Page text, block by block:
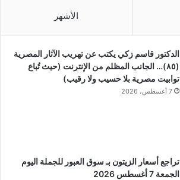
الأشهر
الدكتور قاسم زكي يكتب عن تهريب الآثار المصرية
(٨٥)… الجانب المظلم من الإنترنت (حيث تُباع
توابيت مصرية بلا حسيب ولا رقيب)
7 أغسطس، 2026
تراجع أسعار الزيتون بـ سوق العبور للجملة اليوم
الجمعة 7 أغسطس 2026